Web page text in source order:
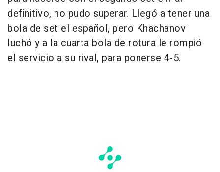
definitivo, no pudo superar. Llegó a tener una
bola de set el español, pero Khachanov
luchó y a la cuarta bola de rotura le rompió
el servicio a su rival, para ponerse 4-5.